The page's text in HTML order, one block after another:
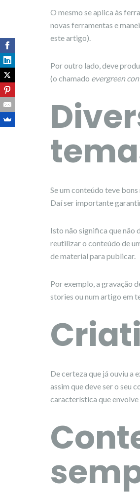
O mesmo se aplica às
novas ferramentas e
este artigo).
Por outro lado, deve
(o chamado evergreen
Se um conteúdo teve
Daí ser importante
Isto não significa que não
reutilizar o conteúdo de
de material para publicar.
Por exemplo, a gravação
stories ou num artigo em
De certeza que já ouviu a
assim que deve ser o seu
característica que